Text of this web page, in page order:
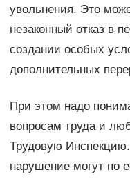
увольнения. Это
незаконный отказ в
создании особых
дополнительных
При этом надо
вопросам труда и
Трудовую
нарушение могут по